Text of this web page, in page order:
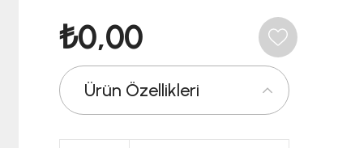
₺0,00
Ürün Özellikleri